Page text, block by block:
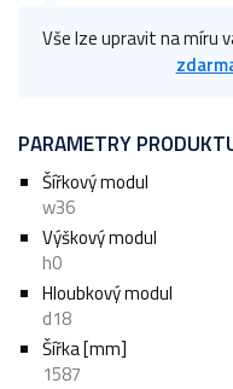
Vše lze upravit na míru
PARAMETRY
Šířkový modul
w36
Výškový modul
h0
Hloubkový modul
d18
Šířka [mm]
1587